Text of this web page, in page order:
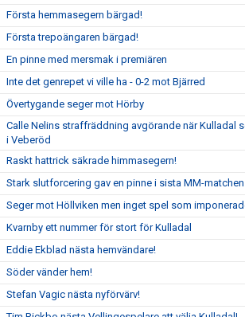
Första hemmasegern bärgad!
Första trepoängaren bärgad!
En pinne med mersmak i premiären
Inte det genrepet vi ville ha - 0-2 mot Bjärred
Övertygande seger mot Hörby
Calle Nelins straffräddning avgörande när Kulladal
i Veberöd
Raskt hattrick säkrade himmasegern!
Stark slutforcering gav en pinne i sista MM-matchen
Seger mot Höllviken men inget spel som
Kvarnby ett nummer för stort för Kulladal
Eddie Ekblad nästa hemvändare!
Söder vänder hem!
Stefan Vagic nästa nyförvärv!